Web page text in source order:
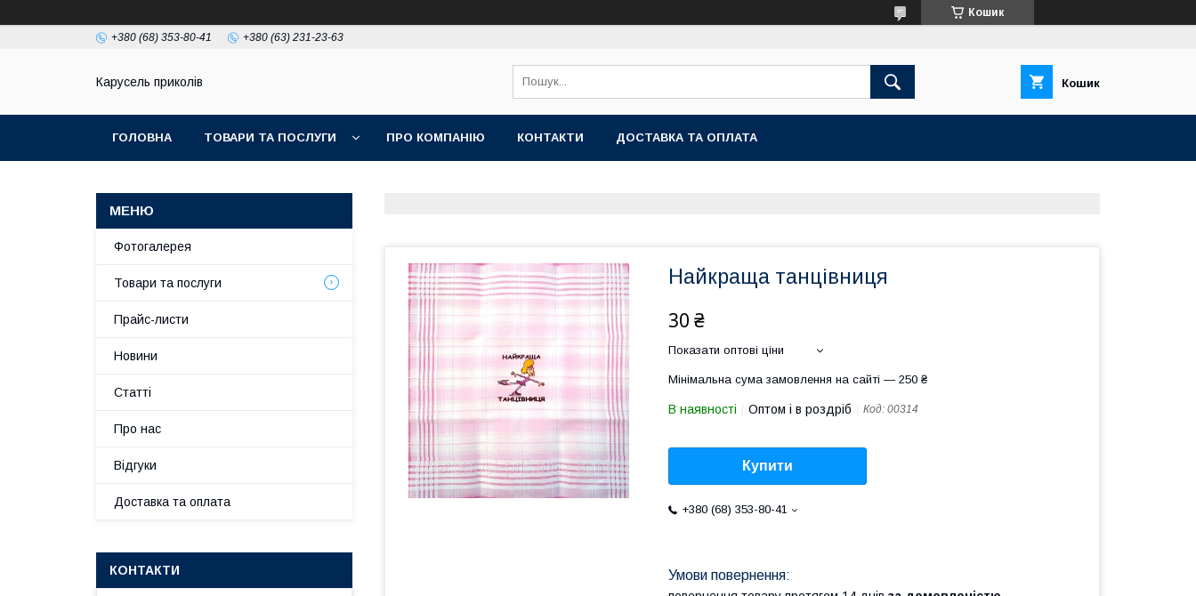
Кошик
+380 (68) 353-80-41 +380 (63) 231-23-63
Карусель приколів Кошик
ГОЛОВНА ТОВАРИ ТА ПОСЛУГИ ПРО КОМПАНІЮ КОНТАКТИ ДОСТАВКА ТА ОПЛАТА
Найкраща танцівниця
30 ₴
Показати оптові ціни
Мінімальна сума замовлення на сайті — 250 ₴
В наявності Оптом і в роздріб Код: 00314
Купити
+380 (68) 353-80-41
Фотогалерея
Товари та послуги
Прайс-листи
Новини
Статті
Про нас
Відгуки
Доставка та оплата
КОНТАКТИ